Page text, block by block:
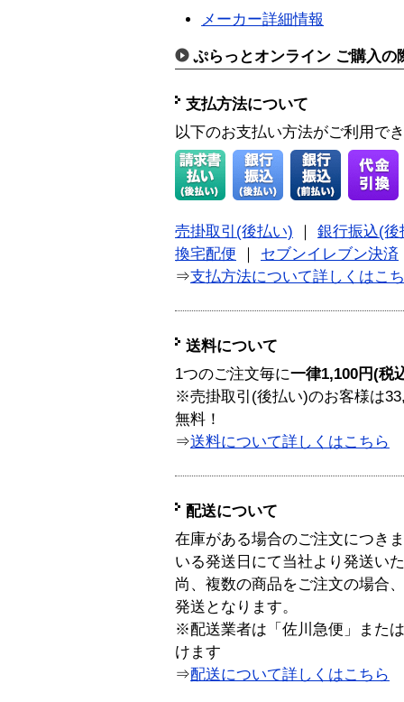
メーカー詳細情報
ぷらっとオンライン ご購入の
支払方法について
以下のお支払い方法がご利用で
売掛取引(後払い)
銀行振込(後
換宅配便
セブンイレブン決済
⇒支払方法について詳しくはこ
送料について
1つのご注文毎に一律1,100円(税
※売掛取引(後払い)のお客様は
無料！
⇒送料について詳しくはこちら
配送について
在庫がある場合のご注文につき
いる発送日にて当社より発送い
尚、複数の商品をご注文の場合
発送となります。
※配送業者は「佐川急便」また
けます
⇒配送について詳しくはこちら